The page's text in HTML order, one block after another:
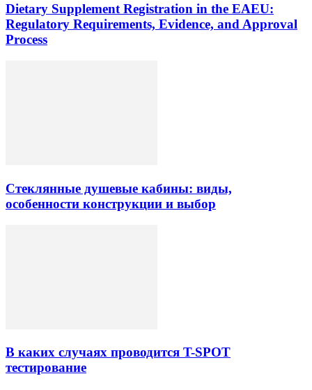
Dietary Supplement Registration in the EAEU:
Regulatory Requirements, Evidence, and Approval
Process
Стеклянные душевые кабины: виды,
особенности конструкции и выбор
В каких случаях проводится T-SPOT
тестирование